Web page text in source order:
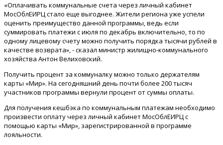
«Оплачивать коммунальные счета через личный кабинет
МосОблЕИРЦ стало еще выгоднее. Жители региона уже успели
оценить преимущество данной программы, ведь если
суммировать платежи с июля по декабрь включительно, то по
одному лицевому счету можно получить порядка тысячи рублей в
качестве возврата», - сказал министр жилищно-коммунального
хозяйства Антон Велиховский.
Получить процент за коммуналку можно только держателям
карты «Мир». На сегодняшний день почти более 200 тысяч
участников программы вернули процент от суммы оплаты.
Для получения кешбэка по коммунальным платежам необходимо
произвести оплату через личный кабинет МосОблЕИРЦ с
помощью карты «Мир», зарегистрированной в программе
лояльности.